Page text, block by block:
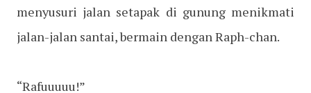
menyusuri jalan setapak di gunung menikmati
jalan-jalan santai, bermain dengan Raph-chan.
“Rafuuuuu!”